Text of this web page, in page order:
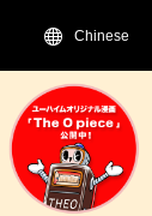
Chinese